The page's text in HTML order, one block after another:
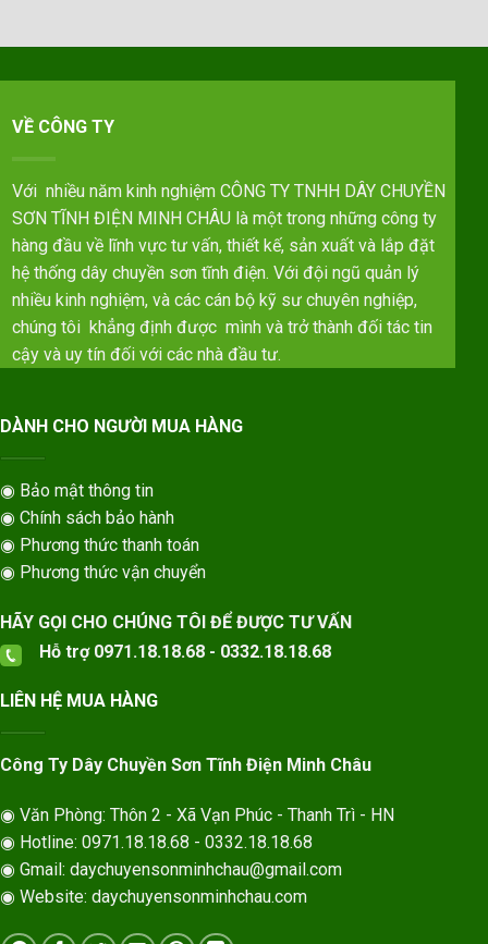
VỀ CÔNG TY
Với nhiều năm kinh nghiệm CÔNG TY TNHH DÂY CHUYỀN
SƠN TĨNH ĐIỆN MINH CHÂU là một trong những công ty
hàng đầu về lĩnh vực tư vấn, thiết kế, sản xuất và lắp đặt
hệ thống dây chuyền sơn tĩnh điện. Với đội ngũ quản lý
nhiều kinh nghiệm, và các cán bộ kỹ sư chuyên nghiệp,
chúng tôi khẳng định được mình và trở thành đối tác tin
cậy và uy tín đối với các nhà đầu tư.
DÀNH CHO NGƯỜI MUA HÀNG
◉ Bảo mật thông tin
◉ Chính sách bảo hành
◉ Phương thức thanh toán
◉ Phương thức vận chuyển
HÃY GỌI CHO CHÚNG TÔI ĐỂ ĐƯỢC TƯ VẤN
Hỗ trợ 0971.18.18.68 - 0332.18.18.68
LIÊN HỆ MUA HÀNG
Công Ty Dây Chuyền Sơn Tĩnh Điện Minh Châu
◉ Văn Phòng: Thôn 2 - Xã Vạn Phúc - Thanh Trì - HN
◉ Hotline: 0971.18.18.68 - 0332.18.18.68
◉ Gmail: daychuyensonminhchau@gmail.com
◉ Website: daychuyensonminhchau.com